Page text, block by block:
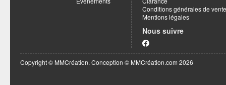
Conditions générales de vente
Mentions légales
Nous suivre
Copyright © MMCréation. Conception © MMCréation.com 2026